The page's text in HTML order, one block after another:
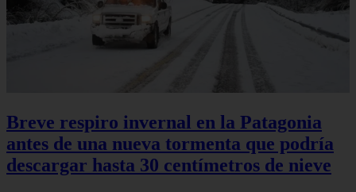
Breve respiro invernal en la Patagonia
antes de una nueva tormenta que podría
descargar hasta 30 centímetros de nieve